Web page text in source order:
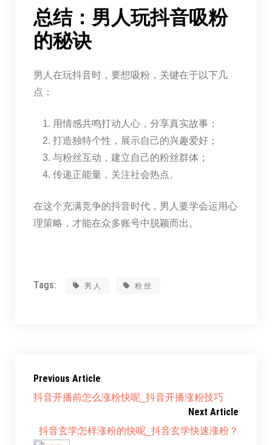
总结：男人玩抖音吸粉
的秘诀
男人在玩抖音时，要想吸粉，关键在于以下几
点：
用情感共鸣打动人心，分享真实故事；
打造独特个性，展示自己的兴趣爱好；
与粉丝互动，建立自己的粉丝群体；
传递正能量，关注社会热点。
在这个充满竞争的抖音时代，男人要学会运用心
理策略，才能在众多账号中脱颖而出。
Tags: 男人 粉丝
Previous Article
抖音开播前怎么涨粉快呢_抖音开播涨粉技巧
Next Article
抖音玄学怎样涨粉的快呢_抖音玄学快速涨粉？